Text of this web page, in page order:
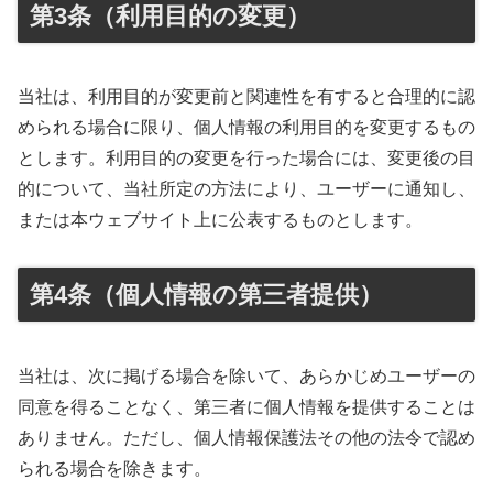
第3条（利用目的の変更）
当社は、利用目的が変更前と関連性を有すると合理的に認
められる場合に限り、個人情報の利用目的を変更するもの
とします。利用目的の変更を行った場合には、変更後の目
的について、当社所定の方法により、ユーザーに通知し、
または本ウェブサイト上に公表するものとします。
第4条（個人情報の第三者提供）
当社は、次に掲げる場合を除いて、あらかじめユーザーの
同意を得ることなく、第三者に個人情報を提供することは
ありません。ただし、個人情報保護法その他の法令で認め
られる場合を除きます。